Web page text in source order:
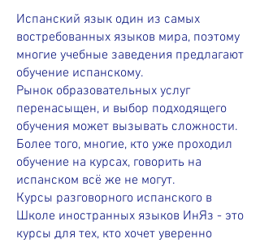
Испанский язык один из самых
востребованных языков мира, поэтому
многие учебные заведения предлагают
обучение испанскому.
Рынок образовательных услуг
перенасыщен, и выбор подходящего
обучения может вызывать сложности.
Более того, многие, кто уже проходил
обучение на курсах, говорить на
испанском всё же не могут.
Курсы разговорного испанского в
Школе иностранных языков ИнЯз - это
курсы для тех, кто хочет уверенно